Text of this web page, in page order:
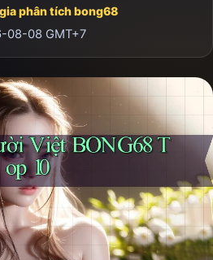
phân tích bong68
08-08 GMT+7